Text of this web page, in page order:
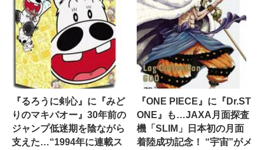
『るろうに剣心』に『みど
りのマキバオー』30年前の
ジャンプ低迷期を陰ながら
支えた…“1994年に連載ス
『ONE PIECE』に『Dr.ST
ONE』も…JAXA月面探査
機「SLIM」日本初の月面
着陸成功記念！ “宇宙”がメ